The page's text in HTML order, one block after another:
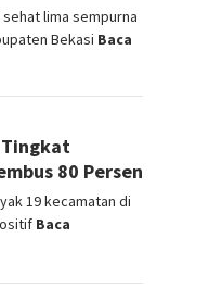
sehat lima sempurna
Bekasi Baca
Tingkat
80 Persen
19 kecamatan di
Baca